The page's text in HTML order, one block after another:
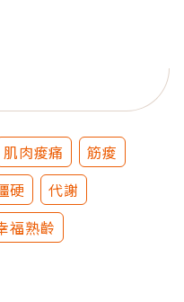
肌肉痠痛
筋痠
硬
代謝
福熟齡